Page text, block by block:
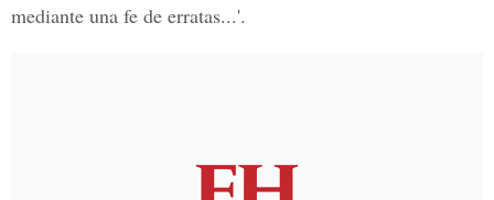
mediante una fe de erratas...'.